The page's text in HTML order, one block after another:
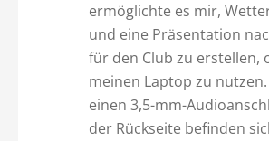
ermöglichte es mir,
und eine Präsentation
für den Club zu erstellen,
meinen Laptop zu
einen 3,5-mm-
der Rückseite befinden